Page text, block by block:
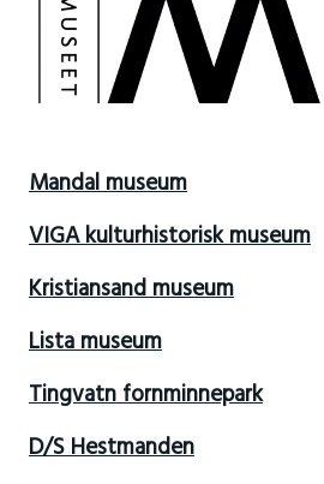
Mandal museum
VIGA kulturhistorisk museum
Kristiansand museum
Lista museum
Tingvatn fornminnepark
D/S Hestmanden